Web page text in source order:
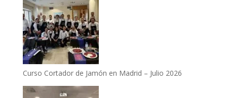
Curso Cortador de Jamón en Madrid – Julio 2026